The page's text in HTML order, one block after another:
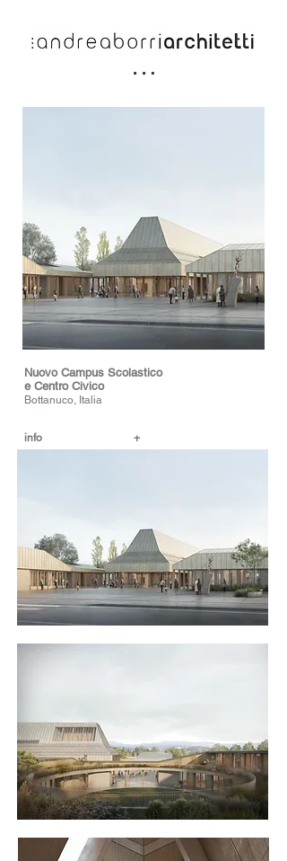
Nuovo Campus Scolastico
e Centro Civico
Bottanuco, Italia
info +